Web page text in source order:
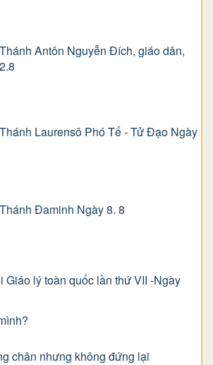
Antôn Nguyễn Ðích, giáo dân,
Laurensô Phó Tế - Tử Đạo Ngày
Đaminh Ngày 8. 8
Giáo lý toàn quốc lần thứ VII -Ngày
chân nhưng không đứng lại